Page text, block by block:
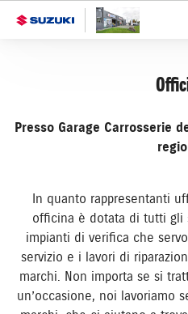
Presso Garage Carrosserie
In quanto rappresentanti
officina è dotata di tutti gli
impianti di verifica che
servizio e i lavori di
marchi. Non importa se si
un’occasione, noi lavoriamo